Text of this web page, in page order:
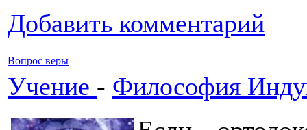
Добавить комментарий
Вопрос веры
Учение - Философия